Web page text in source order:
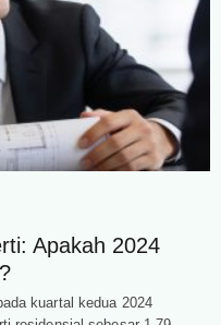
Apakah 2024
kuartal kedua 2024